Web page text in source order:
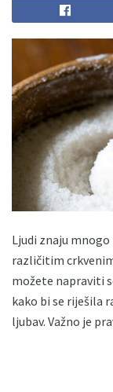
Ljudi znaju
različitim
možete napraviti
kako bi se riješila
ljubav. Važno je